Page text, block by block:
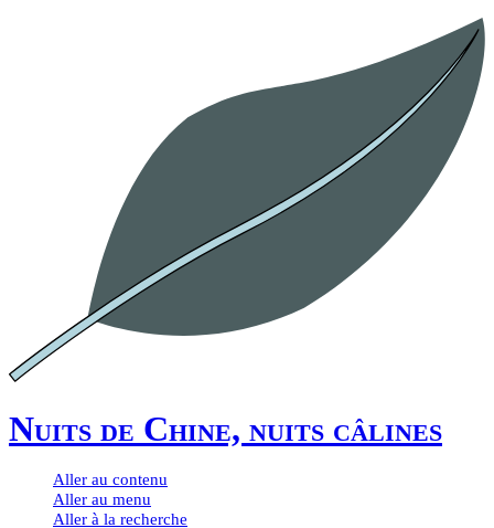
Nuits de Chine, nuits câlines
Aller au contenu
Aller au menu
Aller à la recherche